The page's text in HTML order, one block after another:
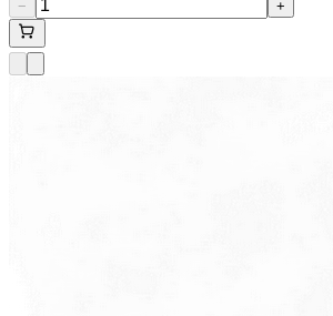
− +